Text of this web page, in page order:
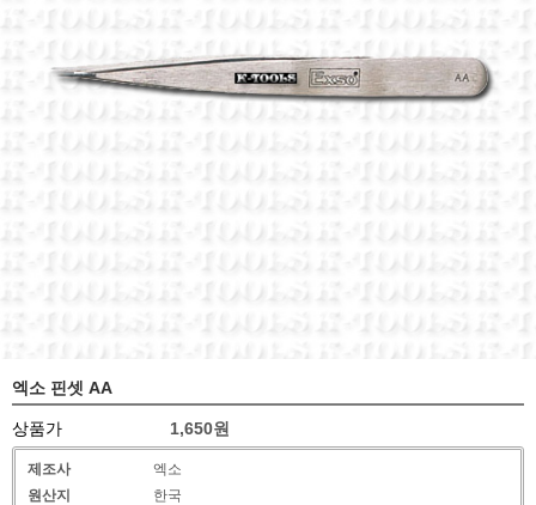
엑소 핀셋 AA
상품가 1,650원
제조사
엑소
원산지
한국